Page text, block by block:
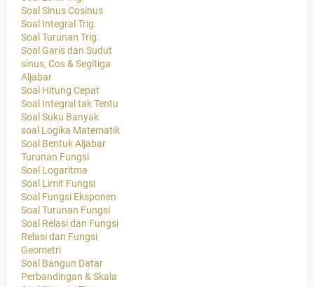
Soal Sinus Cosinus
Soal Integral Trig.
Soal Turunan Trig.
Soal Garis dan Sudut
sinus, Cos & Segitiga
Aljabar
Soal Hitung Cepat
Soal Integral tak Tentu
Soal Suku Banyak
soal Logika Matematik
Soal Bentuk Aljabar
Turunan Fungsi
Soal Logaritma
Soal Limit Fungsi
Soal Fungsi Eksponen
Soal Turunan Fungsi
Soal Relasi dan Fungsi
Relasi dan Fungsi
Geometri
Soal Bangun Datar
Perbandingan & Skala